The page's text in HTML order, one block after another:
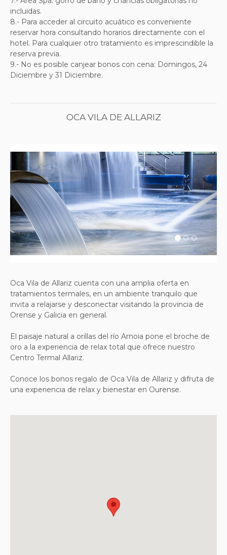
incluidas.
8.- Para acceder al circuito acuático es conveniente
reservar hora consultando horarios directamente con el
hotel. Para cualquier otro tratamiento es imprescindible la
reserva previa.
9.- No es posible canjear bonos con cena: Domingos, 24
Diciembre y 31 Diciembre.
OCA VILA DE ALLARIZ
Previous Next
Oca Vila de Allariz cuenta con una amplia oferta en
tratamientos termales, en un ambiente tranquilo que
invita a relajarse y desconectar visitando la provincia de
Orense y Galicia en general.
El paisaje natural a orillas del río Arnoia pone el broche de
oro a la experiencia de relax total que ofrece nuestro
Centro Termal Allariz.
Conoce los bonos regalo de Oca Vila de Allariz y difruta de
una experiencia de relax y bienestar en Ourense.